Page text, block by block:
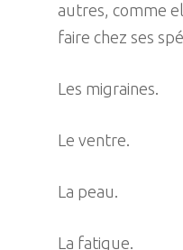
autres, comme
faire chez ses
Les migraines.
Le ventre.
La peau.
La fatigue.